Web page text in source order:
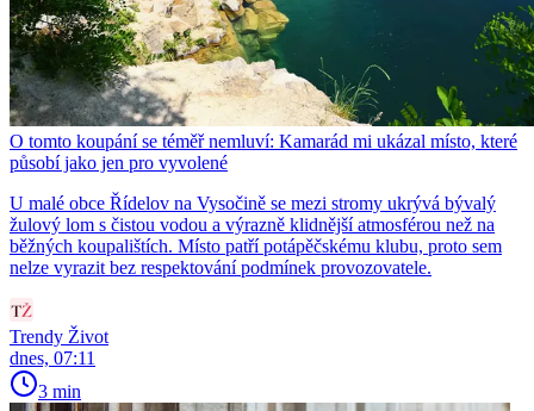
O tomto koupání se téměř nemluví: Kamarád mi ukázal místo, které
působí jako jen pro vyvolené
U malé obce Řídelov na Vysočině se mezi stromy ukrývá bývalý
žulový lom s čistou vodou a výrazně klidnější atmosférou než na
běžných koupalištích. Místo patří potápěčskému klubu, proto sem
nelze vyrazit bez respektování podmínek provozovatele.
Trendy Život
dnes, 07:11
3 min